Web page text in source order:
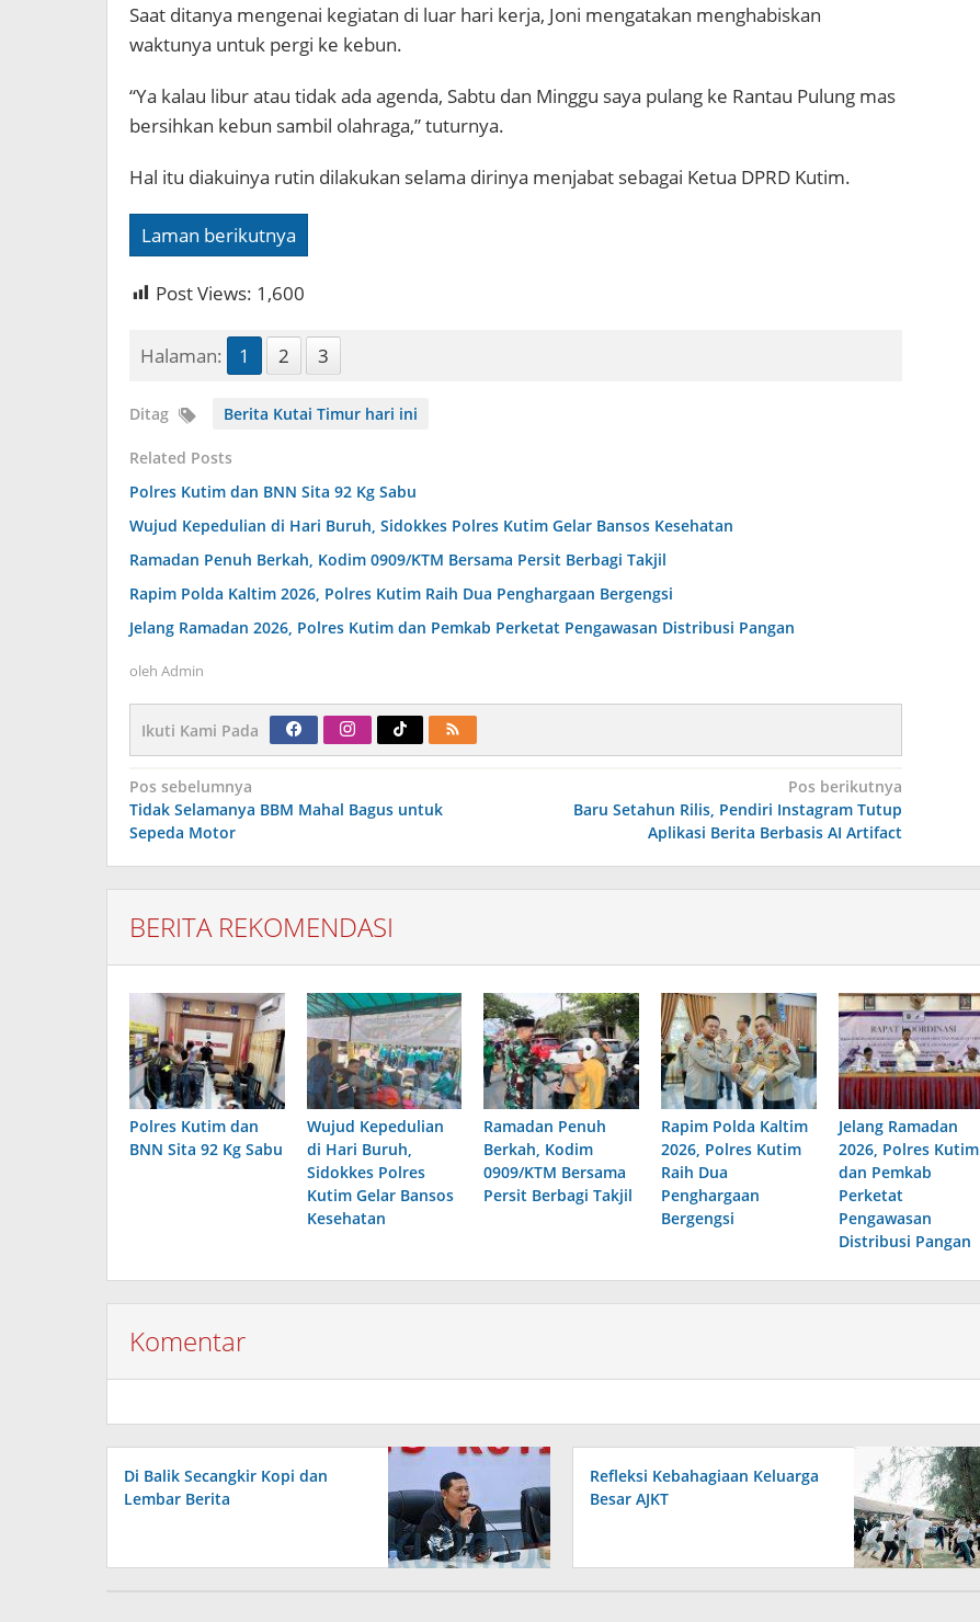
Saat ditanya mengenai kegiatan di luar hari kerja, Joni mengatakan menghabiskan
waktunya untuk pergi ke kebun.
“Ya kalau libur atau tidak ada agenda, Sabtu dan Minggu saya pulang ke Rantau Pulung mas
bersihkan kebun sambil olahraga,” tuturnya.
Hal itu diakuinya rutin dilakukan selama dirinya menjabat sebagai Ketua DPRD Kutim.
Laman berikutnya
Post Views: 1,600
Halaman: 1 2 3
Ditag Berita Kutai Timur hari ini
Related Posts
Polres Kutim dan BNN Sita 92 Kg Sabu
Wujud Kepedulian di Hari Buruh, Sidokkes Polres Kutim Gelar Bansos Kesehatan
Ramadan Penuh Berkah, Kodim 0909/KTM Bersama Persit Berbagi Takjil
Rapim Polda Kaltim 2026, Polres Kutim Raih Dua Penghargaan Bergengsi
Jelang Ramadan 2026, Polres Kutim dan Pemkab Perketat Pengawasan Distribusi Pangan
oleh Admin
Ikuti Kami Pada
Navigasi
pos
Pos sebelumnya
Tidak Selamanya BBM Mahal Bagus untuk
Sepeda Motor
Pos berikutnya
Baru Setahun Rilis, Pendiri Instagram Tutup
Aplikasi Berita Berbasis AI Artifact
BERITA REKOMENDASI
Polres Kutim dan
BNN Sita 92 Kg Sabu
Wujud Kepedulian
di Hari Buruh,
Sidokkes Polres
Kutim Gelar Bansos
Kesehatan
Ramadan Penuh
Berkah, Kodim
0909/KTM Bersama
Persit Berbagi Takjil
Rapim Polda Kaltim
2026, Polres Kutim
Raih Dua
Penghargaan
Bergengsi
Jelang Ramadan
2026, Polres Kutim
dan Pemkab
Perketat
Pengawasan
Distribusi Pangan
Komentar
Di Balik Secangkir Kopi dan
Lembar Berita
Refleksi Kebahagiaan Keluarga
Besar AJKT